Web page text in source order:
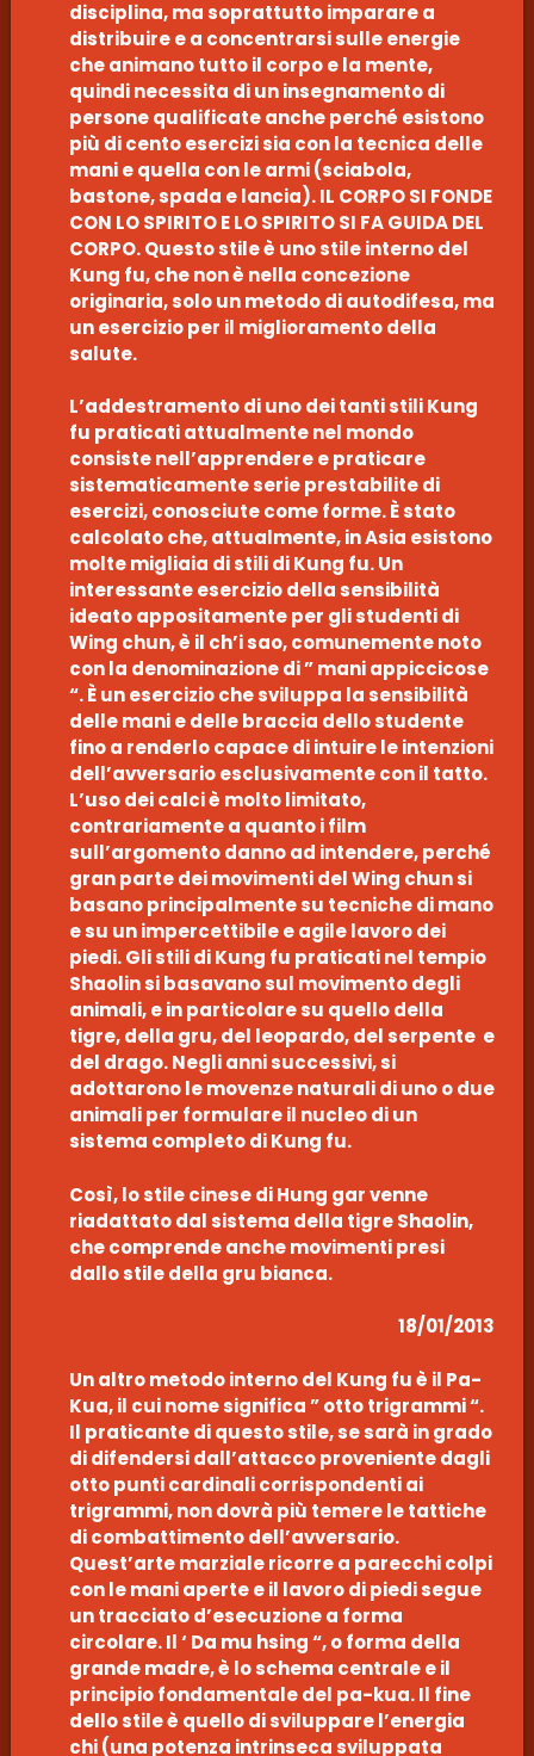
disciplina, ma soprattutto imparare a
distribuire e a concentrarsi sulle energie
che animano tutto il corpo e la mente,
quindi necessita di un insegnamento di
persone qualificate anche perché esistono
più di cento esercizi sia con la tecnica delle
mani e quella con le armi (sciabola,
bastone, spada e lancia). IL CORPO SI FONDE
CON LO SPIRITO E LO SPIRITO SI FA GUIDA DEL
CORPO. Questo stile è uno stile interno del
Kung fu, che non è nella concezione
originaria, solo un metodo di autodifesa, ma
un esercizio per il miglioramento della
salute.
L’addestramento di uno dei tanti stili Kung
fu praticati attualmente nel mondo
consiste nell’apprendere e praticare
sistematicamente serie prestabilite di
esercizi, conosciute come forme. È stato
calcolato che, attualmente, in Asia esistono
molte migliaia di stili di Kung fu. Un
interessante esercizio della sensibilità
ideato appositamente per gli studenti di
Wing chun, è il ch’i sao, comunemente noto
con la denominazione di ” mani appiccicose
“. È un esercizio che sviluppa la sensibilità
delle mani e delle braccia dello studente
fino a renderlo capace di intuire le intenzioni
dell’avversario esclusivamente con il tatto.
L’uso dei calci è molto limitato,
contrariamente a quanto i film
sull’argomento danno ad intendere, perché
gran parte dei movimenti del Wing chun si
basano principalmente su tecniche di mano
e su un impercettibile e agile lavoro dei
piedi. Gli stili di Kung fu praticati nel tempio
Shaolin si basavano sul movimento degli
animali, e in particolare su quello della
tigre, della gru, del leopardo, del serpente e
del drago. Negli anni successivi, si
adottarono le movenze naturali di uno o due
animali per formulare il nucleo di un
sistema completo di Kung fu.
Così, lo stile cinese di Hung gar venne
riadattato dal sistema della tigre Shaolin,
che comprende anche movimenti presi
dallo stile della gru bianca.
18/01/2013
Un altro metodo interno del Kung fu è il Pa-
Kua, il cui nome significa ” otto trigrammi “.
Il praticante di questo stile, se sarà in grado
di difendersi dall’attacco proveniente dagli
otto punti cardinali corrispondenti ai
trigrammi, non dovrà più temere le tattiche
di combattimento dell’avversario.
Quest’arte marziale ricorre a parecchi colpi
con le mani aperte e il lavoro di piedi segue
un tracciato d’esecuzione a forma
circolare. Il ‘ Da mu hsing “, o forma della
grande madre, è lo schema centrale e il
principio fondamentale del pa-kua. Il fine
dello stile è quello di sviluppare l’energia
chi (una potenza intrinseca sviluppata